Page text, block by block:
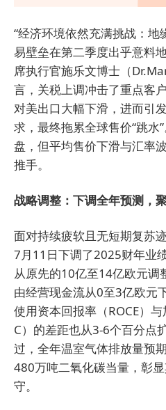
“经济环境依然充满挑战：
易壁垒在第二季度出乎意料
席执行官施乐文博士（
言，关税上调冲击了重点客
对美出口大幅下滑，进而引
求，最终拖累全球售价“跳水
盘，但平均售价下滑与汇率
推手。
战略调整：下调全年预测，
面对持续疲软且无短期复苏
7月11日下调了2025财年业
从原先的10亿至14亿欧元调
由经营现金流从0至3亿欧元
使用资本回报率（ROCE）
C）的差距也从3-6个百分点
过，全年温室气体排放量预
480万吨二氧化碳当量，彰
守。